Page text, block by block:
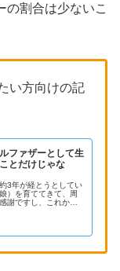
割合は少ないこ
い方向けの記
ファザーとして生
とだけじゃな
3年が経とうとしてい
）を育ててきて、周
謝ですし、これから
いですが、子供の為
ザーとして生きてい